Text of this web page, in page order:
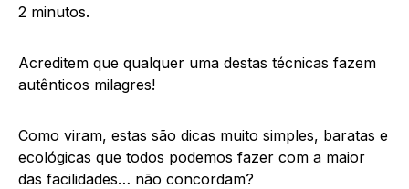
2 minutos.
Acreditem que qualquer uma destas técnicas fazem
autênticos milagres!
Como viram, estas são dicas muito simples, baratas e
ecológicas que todos podemos fazer com a maior
das facilidades… não concordam?